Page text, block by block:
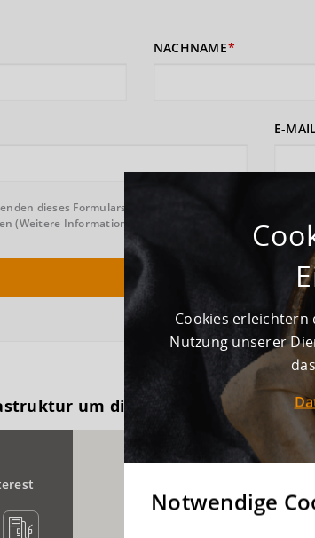
NACHNAME
E-MAIL
dieses Formulars erklären Sie sich damit
(Weitere Informationen und Widerrufshinweise finden
um dieses Gewerbegebiet
Cookies
Nutzung unserer
Notwendige